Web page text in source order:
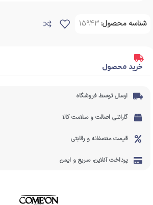
شناسه محصول: 15943
خرید محصول
ارسال توسط فروشگاه
گارانتی اصالت و سلامت کالا
قیمت منصفانه و رقابتی
پرداخت آنلاین، سریع و ایمن